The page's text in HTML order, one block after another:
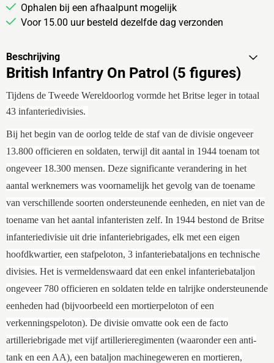
Ophalen bij een afhaalpunt mogelijk
Voor 15.00 uur besteld dezelfde dag verzonden
Beschrijving
British Infantry On Patrol (5 figures)
Tijdens de Tweede Wereldoorlog vormde het Britse leger in totaal
43 infanteriedivisies.
Bij het begin van de oorlog telde de staf van de divisie ongeveer
13.800 officieren en soldaten, terwijl dit aantal in 1944 toenam tot
ongeveer 18.300 mensen. Deze significante verandering in het
aantal werknemers was voornamelijk het gevolg van de toename
van verschillende soorten ondersteunende eenheden, en niet van de
toename van het aantal infanteristen zelf. In 1944 bestond de Britse
infanteriedivisie uit drie infanteriebrigades, elk met een eigen
hoofdkwartier, een stafpeloton, 3 infanteriebataljons en technische
divisies. Het is vermeldenswaard dat een enkel infanteriebataljon
ongeveer 780 officieren en soldaten telde en talrijke ondersteunende
eenheden had (bijvoorbeeld een mortierpeloton of een
verkenningspeloton). De divisie omvatte ook een de facto
artilleriebrigade met vijf artillerieregimenten (waaronder een anti-
tank en een AA), een bataljon machinegeweren en mortieren,